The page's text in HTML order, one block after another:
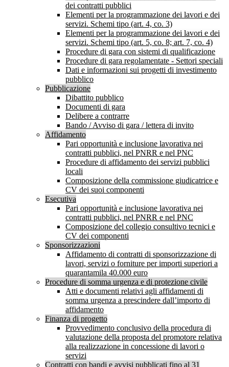
dei contratti pubblici
Elementi per la programmazione dei lavori e dei
servizi. Schemi tipo (art. 4, co. 3)
Elementi per la programmazione dei lavori e dei
servizi. Schemi tipo (art. 5, co. 8; art. 7, co. 4)
Procedure di gara con sistemi di qualificazione
Procedure di gara regolamentate - Settori speciali
Dati e informazioni sui progetti di investimento
pubblico
Pubblicazione
Dibattito pubblico
Documenti di gara
Delibere a contrarre
Bando / Avviso di gara / lettera di invito
Affidamento
Pari opportunità e inclusione lavorativa nei
contratti pubblici, nel PNRR e nel PNC
Procedure di affidamento dei servizi pubblici
locali
Composizione della commissione giudicatrice e
CV dei suoi componenti
Esecutiva
Pari opportunità e inclusione lavorativa nei
contratti pubblici, nel PNRR e nel PNC
Composizione del collegio consultivo tecnici e
CV dei componenti
Sponsorizzazioni
Affidamento di contratti di sponsorizzazione di
lavori, servizi o forniture per importi superiori a
quarantamila 40.000 euro
Procedure di somma urgenza e di protezione civile
Atti e documenti relativi agli affidamenti di
somma urgenza a prescindere dall’importo di
affidamento
Finanza di progetto
Provvedimento conclusivo della procedura di
valutazione della proposta del promotore relativa
alla realizzazione in concessione di lavori o
servizi
Contratti con bandi e avvisi pubblicati fino al 31